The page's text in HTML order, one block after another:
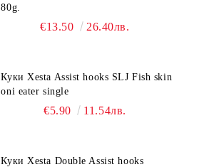
80g.
€13.50 26.40лв.
Куки Xesta Assist hooks SLJ Fish skin
oni eater single
€5.90 11.54лв.
Куки Xesta Double Assist hooks